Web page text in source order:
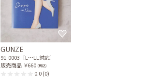
GUNZE
91-0003［L〜LL対応］
販売商品 ￥660 (税込)
0.0(0)